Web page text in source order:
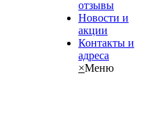
отзывы
Новости и
акции
Контакты и
адреса
×Меню